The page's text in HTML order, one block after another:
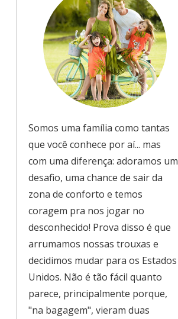
Somos uma família como tantas
que você conhece por aí... mas
com uma diferença: adoramos um
desafio, uma chance de sair da
zona de conforto e temos
coragem pra nos jogar no
desconhecido! Prova disso é que
arrumamos nossas trouxas e
decidimos mudar para os Estados
Unidos. Não é tão fácil quanto
parece, principalmente porque,
"na bagagem", vieram duas